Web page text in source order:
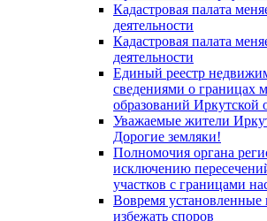
Кадастровая палата
деятельности
Кадастровая палата
деятельности
Единый реестр
сведениями о границах
образований Иркутской
Уважаемые жители
Дорогие земляки!
Полномочия органа
исключению
участков с границами
Вовремя
избежать споров